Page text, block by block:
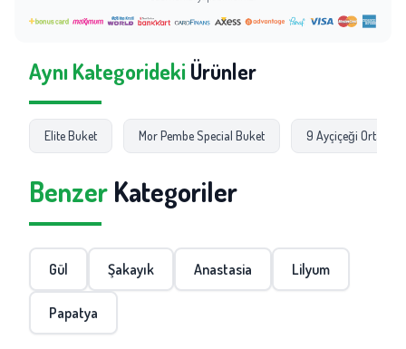
Aynı Kategorideki Ürünler
Elite Buket Mor Pembe Special Buket 9 Ayçiçeği Ortanca
Benzer Kategoriler
Gül Şakayık Anastasia Lilyum
Papatya